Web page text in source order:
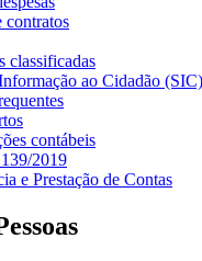
contratos
classificadas
ao Cidadão (SIC)
contábeis
2019
e Prestação de Contas